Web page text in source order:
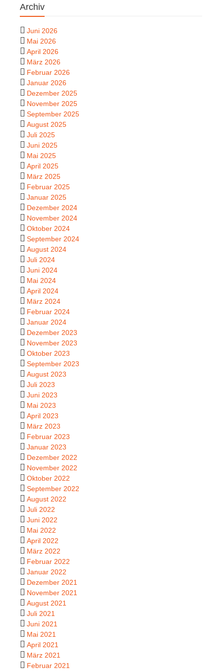
Archiv
Juni 2026
Mai 2026
April 2026
März 2026
Februar 2026
Januar 2026
Dezember 2025
November 2025
September 2025
August 2025
Juli 2025
Juni 2025
Mai 2025
April 2025
März 2025
Februar 2025
Januar 2025
Dezember 2024
November 2024
Oktober 2024
September 2024
August 2024
Juli 2024
Juni 2024
Mai 2024
April 2024
März 2024
Februar 2024
Januar 2024
Dezember 2023
November 2023
Oktober 2023
September 2023
August 2023
Juli 2023
Juni 2023
Mai 2023
April 2023
März 2023
Februar 2023
Januar 2023
Dezember 2022
November 2022
Oktober 2022
September 2022
August 2022
Juli 2022
Juni 2022
Mai 2022
April 2022
März 2022
Februar 2022
Januar 2022
Dezember 2021
November 2021
August 2021
Juli 2021
Juni 2021
Mai 2021
April 2021
März 2021
Februar 2021